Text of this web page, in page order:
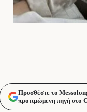
Προσθέστε το
προτιμώμενη πηγή στο